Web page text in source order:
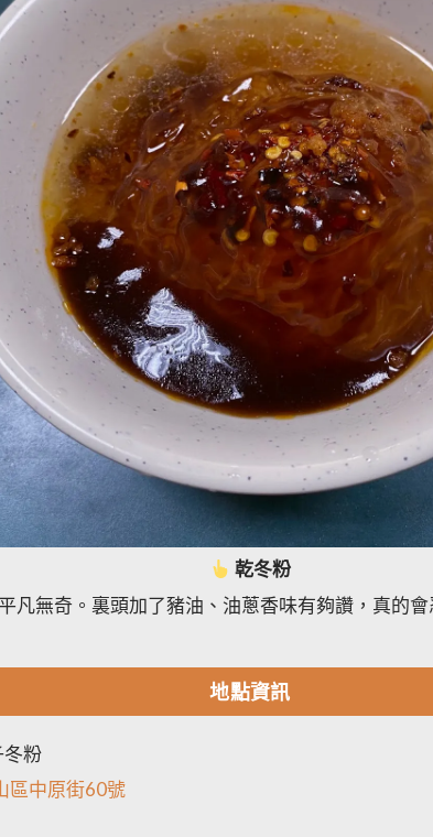
乾冬粉
凡無奇。裏頭加了豬油、油蔥香味有夠讚，真的會
地點資訊
冬粉
區中原街60號